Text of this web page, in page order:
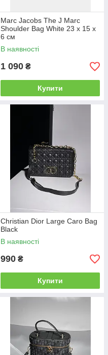
Marc Jacobs The J Marc
Shoulder Bag White 23 х 15 х
6 см
В наявності
1 090 ₴
Купити
Christian Dior Large Caro Bag
Black
В наявності
990 ₴
Купити